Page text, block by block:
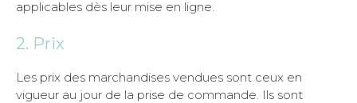
applicables dès leur mise en ligne.
2. Prix
Les prix des marchandises vendues sont ceux en
vigueur au jour de la prise de commande. Ils sont